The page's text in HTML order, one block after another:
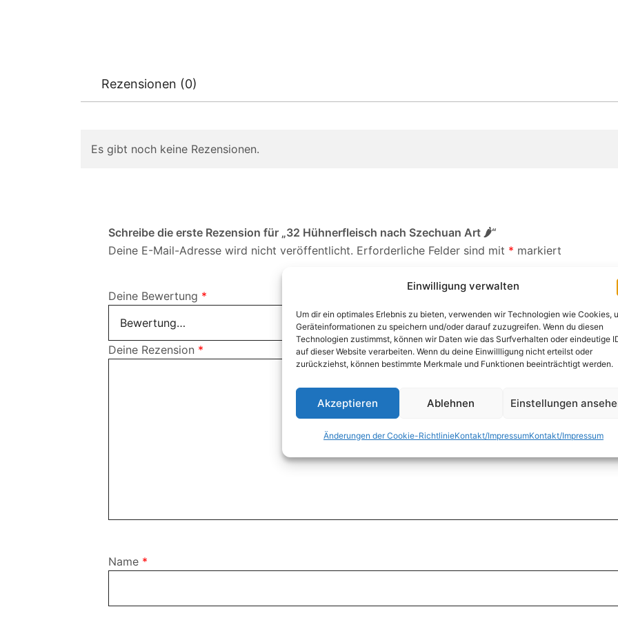
Einwilligung verwalten
Um dir ein optimales Erlebnis zu bieten, verwenden wir Technologien wie Cookies,
Geräteinformationen zu speichern und/oder darauf zuzugreifen. Wenn du diesen
Technologien zustimmst, können wir Daten wie das Surfverhalten oder eindeutige
auf dieser Website verarbeiten. Wenn du deine Einwillligung nicht erteilst oder
zurückziehst, können bestimmte Merkmale und Funktionen beeinträchtigt werden.
Akzeptieren Ablehnen Einstellungen
Änderungen der Cookie-RichtlinieKontakt/ImpressumKontakt/Impressum
Rezensionen (0)
Es gibt noch keine Rezensionen.
Schreibe die erste Rezension für „32 Hühnerfleisch nach Szechuan Art 🌶“
Deine E-Mail-Adresse wird nicht veröffentlicht. Erforderliche Felder sind mit * markiert
Deine Bewertung *
Deine Rezension *
Name *